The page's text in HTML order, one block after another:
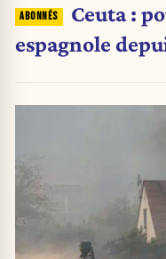
Ceuta :
espagnole